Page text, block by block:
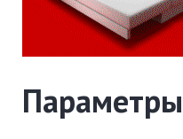
Параметры